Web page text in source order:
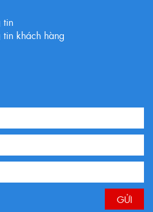
tin
khách hàng